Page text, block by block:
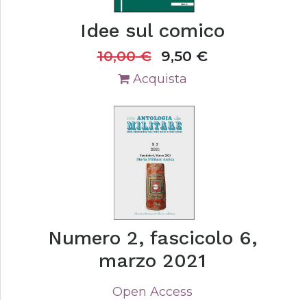
Idee sul comico
10,00€ 9,50 €
Acquista
Numero 2, fascicolo 6,
marzo 2021
Open Access